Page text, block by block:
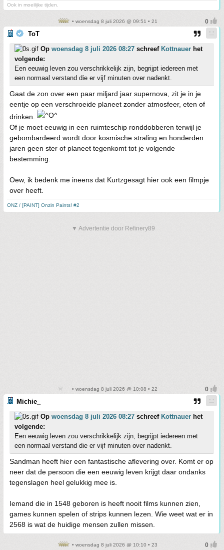
Ook in moeilijke tijden.
• woensdag 8 juli 2026 @ 09:51 • 21
ToT
Op woensdag 8 juli 2026 08:27 schreef Kottnauer het
volgende:
Een eeuwig leven zou verschrikkelijk zijn, begrijpt iedereen met
een normaal verstand die er vijf minuten over nadenkt.
Gaat de zon over een paar miljard jaar supernova, zit je in je
eentje op een verschroeide planeet zonder atmosfeer, eten of
drinken.
Of je moet eeuwig in een ruimteschip ronddobberen terwijl je
gebombardeerd wordt door kosmische straling en honderden
jaren geen ster of planeet tegenkomt tot je volgende
bestemming.
Oew, ik bedenk me ineens dat Kurtzgesagt hier ook een filmpje
over heeft.
ONZ / [PAINT] Onzin Paints! #2
▼ Advertentie door Refinery89
• woensdag 8 juli 2026 @ 10:08 • 22
Michie_
Op woensdag 8 juli 2026 08:27 schreef Kottnauer het
volgende:
Een eeuwig leven zou verschrikkelijk zijn, begrijpt iedereen met
een normaal verstand die er vijf minuten over nadenkt.
Sandman heeft hier een fantastische aflevering over. Komt er op
neer dat de persoon die een eeuwig leven krijgt daar ondanks
tegenslagen heel gelukkig mee is.
Iemand die in 1548 geboren is heeft nooit films kunnen zien,
games kunnen spelen of strips kunnen lezen. Wie weet wat er in
2568 is wat de huidige mensen zullen missen.
• woensdag 8 juli 2026 @ 10:10 • 23